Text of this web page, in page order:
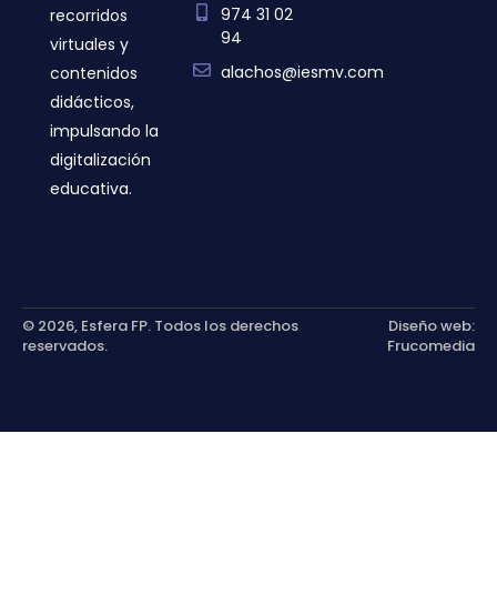
recorridos
virtuales y
contenidos
didácticos,
impulsando la
digitalización
educativa.
974 31 02
94
alachos@iesmv.com
© 2026, Esfera FP. Todos los derechos
reservados.
Diseño web:
Frucomedia